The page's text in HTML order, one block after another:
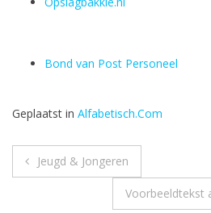
Bond van Post Personeel
Geplaatst in Alfabetisch.Com
Bericht
navigatie
Jeugd & Jongeren
Voorbeeldtekst